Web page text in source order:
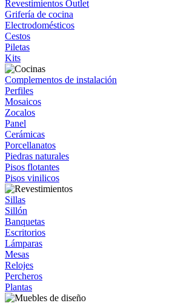
Revestimientos Outlet
Grifería de cocina
Electrodomésticos
Cestos
Piletas
Kits
Complementos de instalación
Perfiles
Mosaicos
Zocalos
Panel
Cerámicas
Porcellanatos
Piedras naturales
Pisos flotantes
Pisos vinilicos
Sillas
Sillón
Banquetas
Escritorios
Lámparas
Mesas
Relojes
Percheros
Plantas